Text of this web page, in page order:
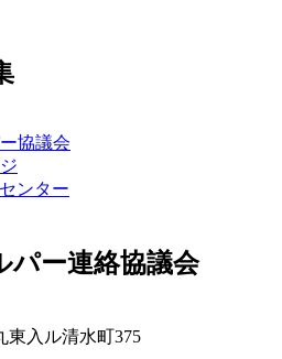
パー連絡協議会
東入ル清水町375